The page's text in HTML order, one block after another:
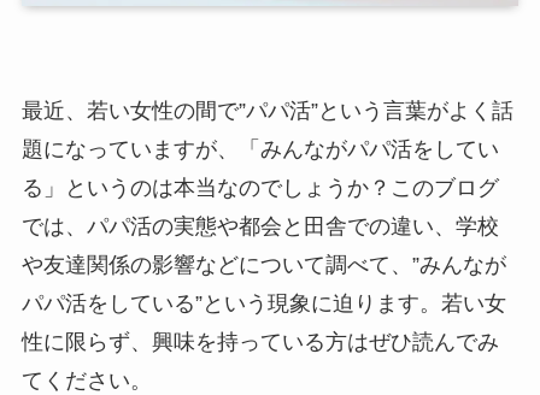
最近、若い女性の間で”パパ活”という言葉がよく話
題になっていますが、「みんながパパ活をしてい
る」というのは本当なのでしょうか？このブログ
では、パパ活の実態や都会と田舎での違い、学校
や友達関係の影響などについて調べて、”みんなが
パパ活をしている”という現象に迫ります。若い女
性に限らず、興味を持っている方はぜひ読んでみ
てください。